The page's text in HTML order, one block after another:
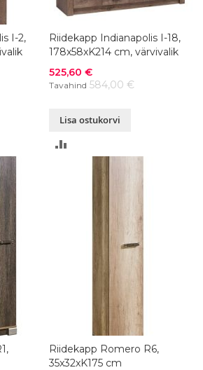
I-2,
Riidekapp Indianapolis I-18,
178x58xK214 cm, värvivalik
Soodushind
525,60 €
Tavahind 584,00 €
Lisa ostukorvi
VÕRDLUSESSE
Riidekapp Romero R6,
35x32xK175 cm